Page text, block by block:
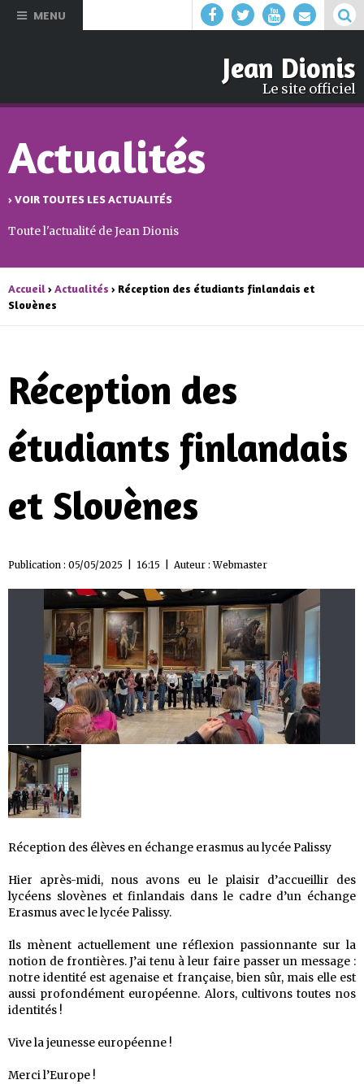
MENU
Jean Dionis
Le site officiel
Actualités
› VOIR TOUTES LES ACTUALITÉS
Toute l'actualité de Jean Dionis
Accueil›Actualités › Réception des étudiants finlandais et
Slovènes
Réception des
étudiants finlandais
et Slovènes
Publication : 05/05/2025 | 16:15 | Auteur :Webmaster
Réception des élèves en échange erasmus au lycée Palissy
Hier après-midi, nous avons eu le plaisir d’accueillir des
lycéens slovènes et finlandais dans le cadre d’un échange
Erasmus avec le lycée Palissy.
Ils mènent actuellement une réflexion passionnante sur la
notion de frontières. J’ai tenu à leur faire passer un message :
notre identité est agenaise et française, bien sûr, mais elle est
aussi profondément européenne. Alors, cultivons toutes nos
identités !
Vive la jeunesse européenne !
Merci l’Europe !